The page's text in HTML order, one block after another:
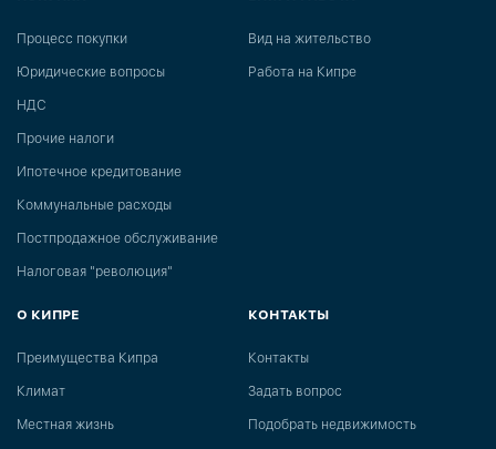
Процесс покупки
Юридические вопросы
НДС
Прочие налоги
Ипотечное кредитование
Коммунальные расходы
Постпродажное обслуживание
Налоговая "революция"
Вид на жительство
Работа на Кипре
О КИПРЕ
Преимущества Кипра
Климат
Местная жизнь
КОНТАКТЫ
Контакты
Задать вопрос
Подобрать недвижимость